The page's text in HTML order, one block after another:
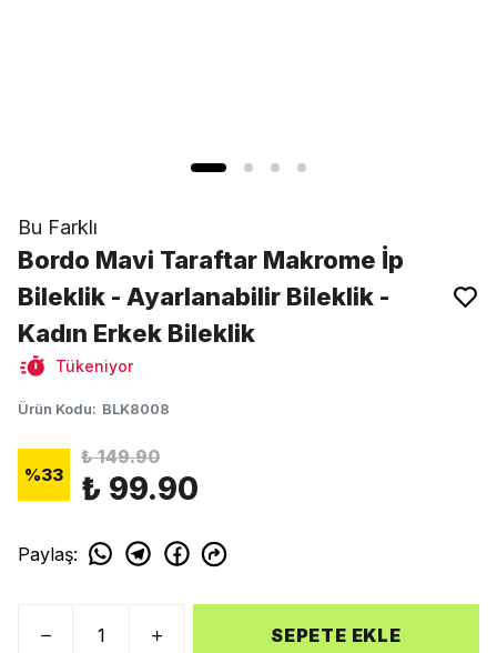
Bu Farklı
Bordo Mavi Taraftar Makrome İp
Bileklik - Ayarlanabilir Bileklik -
Kadın Erkek Bileklik
Tükeniyor
Ürün Kodu: BLK8008
%33
₺ 149.90
₺ 99.90
Paylaş:
SEPETE EKLE